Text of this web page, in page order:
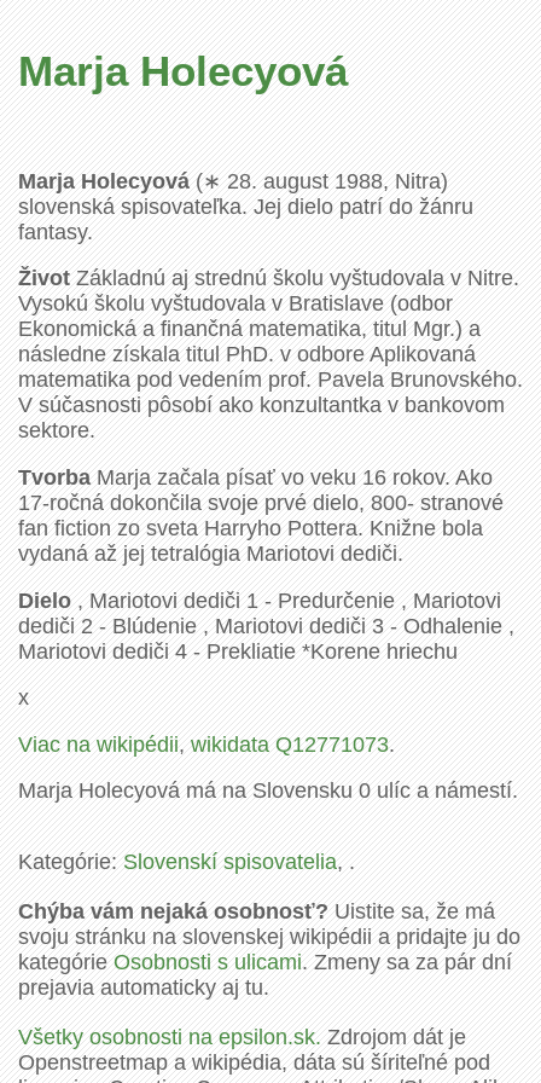
Marja Holecyová
Marja Holecyová(∗ 28. august 1988, Nitra)
slovenská spisovateľka. Jej dielo patrí do žánru
fantasy.
ŽivotZákladnú aj strednú školu vyštudovala v Nitre.
Vysokú školu vyštudovala v Bratislave (odbor
Ekonomická a finančná matematika, titul Mgr.) a
následne získala titul PhD. v odbore Aplikovaná
matematika pod vedením prof. Pavela Brunovského.
V súčasnosti pôsobí ako konzultantka v bankovom
sektore.
TvorbaMarja začala písať vo veku 16 rokov. Ako
17-ročná dokončila svoje prvé dielo, 800- stranové
fan fiction zo sveta Harryho Pottera. Knižne bola
vydaná až jej tetralógia Mariotovi dediči.
Dielo, Mariotovi dediči 1 - Predurčenie , Mariotovi
dediči 2 - Blúdenie , Mariotovi dediči 3 - Odhalenie ,
Mariotovi dediči 4 - Prekliatie *Korene hriechu
x
Viac na wikipédii,wikidata Q12771073.
Marja Holecyová má na Slovensku 0 ulíc a námestí.
Kategórie:Slovenskí spisovatelia, .
Chýba vám nejaká osobnosť?Uistite sa, že má
svoju stránku na slovenskej wikipédii a pridajte ju do
kategórieOsobnosti s ulicami. Zmeny sa za pár dní
prejavia automaticky aj tu.
Všetky osobnosti na epsilon.sk.Zdrojom dát je
Openstreetmap a wikipédia, dáta sú šíriteľné pod